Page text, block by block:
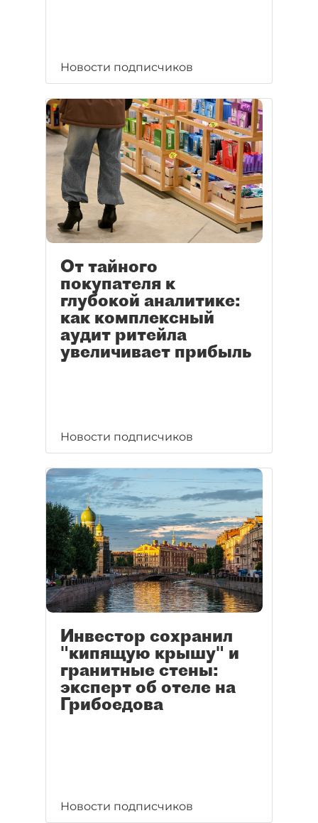
Новости подписчиков
От тайного
покупателя к
глубокой аналитике:
как комплексный
аудит ритейла
увеличивает прибыль
Новости подписчиков
Инвестор сохранил
"кипящую крышу" и
гранитные стены:
эксперт об отеле на
Грибоедова
Новости подписчиков